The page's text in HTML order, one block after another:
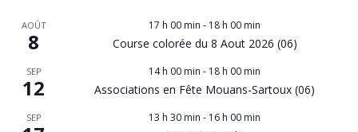
AOÛT
8
17 h 00 min - 18 h 00 min
Course colorée du 8 Aout 2026 (06)
SEP
12
14 h 00 min - 18 h 00 min
Associations en Fête Mouans-Sartoux (06)
SEP 13 h 30 min - 16 h 00 min